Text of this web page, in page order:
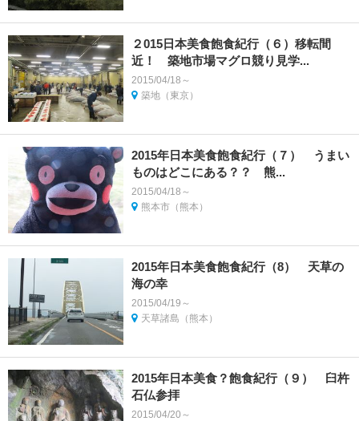
２015日本美食飽食紀行（６）移転間
近！ 築地市場マグロ競り見学...
2015/04/18～
築地（東京）
2015年日本美食飽食紀行（７） うまい
ものはどこにある？？ 熊...
2015/04/18～
熊本市（熊本）
2015年日本美食飽食紀行（8） 天草の
海の幸
2015/04/19～
天草諸島（熊本）
2015年日本美食？飽食紀行（９） 臼杵
石仏参拝
2015/04/20～